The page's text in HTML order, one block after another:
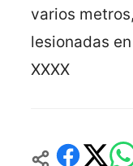
varios
lesionadas
XXXX